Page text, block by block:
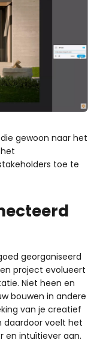
gewoon naar het
toe te
georganiseerd
project evolueert
Niet heen en
bouwen in andere
van je creatief
daardoor voelt het
en intuïtiever aan.